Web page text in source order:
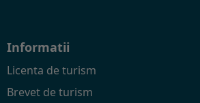
Informatii
Licenta de turism
Brevet de turism